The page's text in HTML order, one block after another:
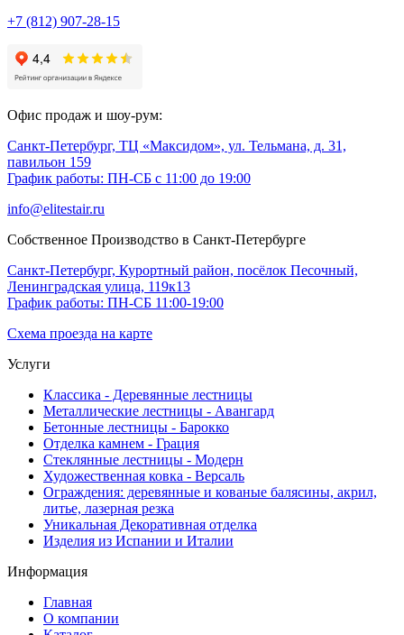
+7 (812) 907-28-15
Офис продаж и шоу-рум:
Санкт-Петербург, ТЦ «Максидом», ул. Тельмана, д. 31,
павильон 159
График работы: ПН-СБ с 11:00 до 19:00
info@elitestair.ru
Собственное Производство в Санкт-Петербурге
Санкт-Петербург, Курортный район, посёлок Песочный,
Ленинградская улица, 119к13
График работы: ПН-СБ 11:00-19:00
Схема проезда на карте
Услуги
Классика - Деревянные лестницы
Металлические лестницы - Авангард
Бетонные лестницы - Барокко
Отделка камнем - Грация
Стеклянные лестницы - Модерн
Художественная ковка - Версаль
Ограждения: деревянные и кованые балясины, акрил,
литье, лазерная резка
Уникальная Декоративная отделка
Изделия из Испании и Италии
Информация
Главная
О компании